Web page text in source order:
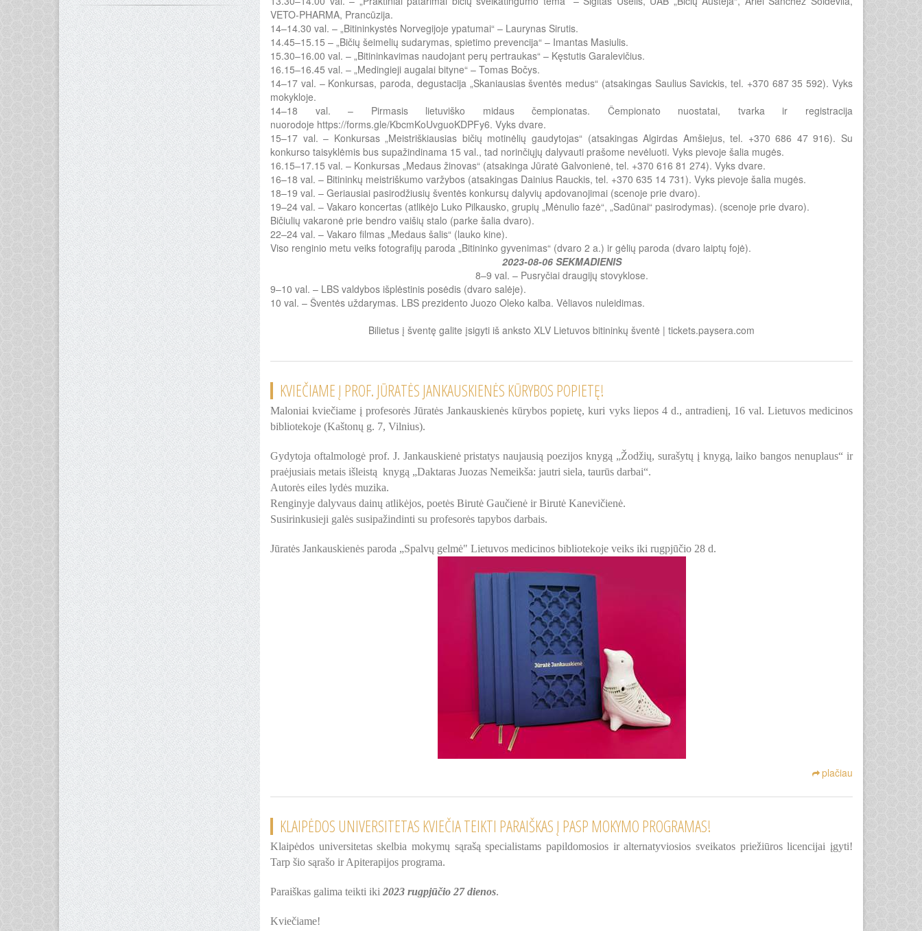
VETO-PHARMA, Prancūzija.
14–14.30 val. – „Bitininkystės Norvegijoje ypatumai“ – Laurynas Sirutis.
14.45–15.15 – „Bičių šeimelių sudarymas, spietimo prevencija“ – Imantas Masiulis.
15.30–16.00 val. – „Bitininkavimas naudojant perų pertraukas“ – Kęstutis Garalevičius.
16.15–16.45 val. – „Medingieji augalai bityne“ – Tomas Bočys.
14–17 val. – Konkursas, paroda, degustacija „Skaniausias šventės medus“ (atsakingas Saulius Savickis, tel. +370 687 35 592). Vyks
mokykloje.
14–18 val. – Pirmasis lietuviško midaus čempionatas. Čempionato nuostatai, tvarka ir registracija
nuorodoje https://forms.gle/KbcmKoUvguoKDPFy6. Vyks dvare.
15–17 val. – Konkursas „Meistriškiausias bičių motinėlių gaudytojas“ (atsakingas Algirdas Amšiejus, tel. +370 686 47 916). Su
konkurso taisyklėmis bus supažindinama 15 val., tad norinčiųjų dalyvauti prašome nevėluoti. Vyks pievoje šalia mugės.
16.15–17.15 val. – Konkursas „Medaus žinovas“ (atsakinga Jūratė Galvonienė, tel. +370 616 81 274). Vyks dvare.
16–18 val. – Bitininkų meistriškumo varžybos (atsakingas Dainius Rauckis, tel. +370 635 14 731). Vyks pievoje šalia mugės.
18–19 val. – Geriausiai pasirodžiusių šventės konkursų dalyvių apdovanojimai (scenoje prie dvaro).
19–24 val. – Vakaro koncertas (atlikėjo Luko Pilkausko, grupių „Mėnulio fazė“, „Sadūnai“ pasirodymas). (scenoje prie dvaro).
Bičiulių vakaronė prie bendro vaišių stalo (parke šalia dvaro).
22–24 val. – Vakaro filmas „Medaus šalis“ (lauko kine).
Viso renginio metu veiks fotografijų paroda „Bitininko gyvenimas“ (dvaro 2 a.) ir gėlių paroda (dvaro laiptų fojė).
2023-08-06 SEKMADIENIS
8–9 val. – Pusryčiai draugijų stovyklose.
9–10 val. – LBS valdybos išplėstinis posėdis (dvaro salėje).
10 val. – Šventės uždarymas. LBS prezidento Juozo Oleko kalba. Vėliavos nuleidimas.
Bilietus į šventę galite įsigyti iš anksto XLV Lietuvos bitininkų šventė | tickets.paysera.com
KVIEČIAME Į PROF. JŪRATĖS JANKAUSKIENĖS KŪRYBOS POPIETĘ!
Maloniai kviečiame į profesorės Jūratės Jankauskienės kūrybos popietę, kuri vyks liepos 4 d., antradienį, 16 val. Lietuvos medicinos
bibliotekoje (Kaštonų g. 7, Vilnius).
Gydytoja oftalmologė prof. J. Jankauskienė pristatys naujausią poezijos knygą „Žodžių, surašytų į knygą, laiko bangos nenuplaus“ ir
praėjusiais metais išleistą knygą „Daktaras Juozas Nemeikša: jautri siela, taurūs darbai“.
Autorės eiles lydės muzika.
Renginyje dalyvaus dainų atlikėjos, poetės Birutė Gaučienė ir Birutė Kanevičienė.
Susirinkusieji galės susipažindinti su profesorės tapybos darbais.
Jūratės Jankauskienės paroda „Spalvų gelmė" Lietuvos medicinos bibliotekoje veiks iki rugpjūčio 28 d.
plačiau
KLAIPĖDOS UNIVERSITETAS KVIEČIA TEIKTI PARAIŠKAS Į PASP MOKYMO PROGRAMAS!
Klaipėdos universitetas skelbia mokymų sąrašą specialistams papildomosios ir alternatyviosios sveikatos priežiūros licencijai įgyti!
Tarp šio sąrašo ir Apiterapijos programa.
Paraiškas galima teikti iki 2023 rugpjūčio 27 dienos.
Kviečiame!